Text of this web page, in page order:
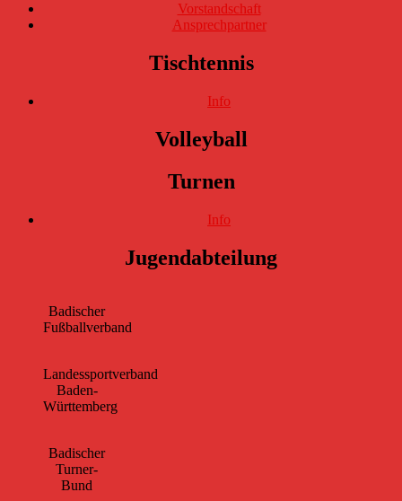
Vorstandschaft
Ansprechpartner
Tischtennis
Info
Volleyball
Turnen
Info
Jugendabteilung
Badischer
Fußballverband
Landessportverband
Baden-
Württemberg
Badischer
Turner-
Bund